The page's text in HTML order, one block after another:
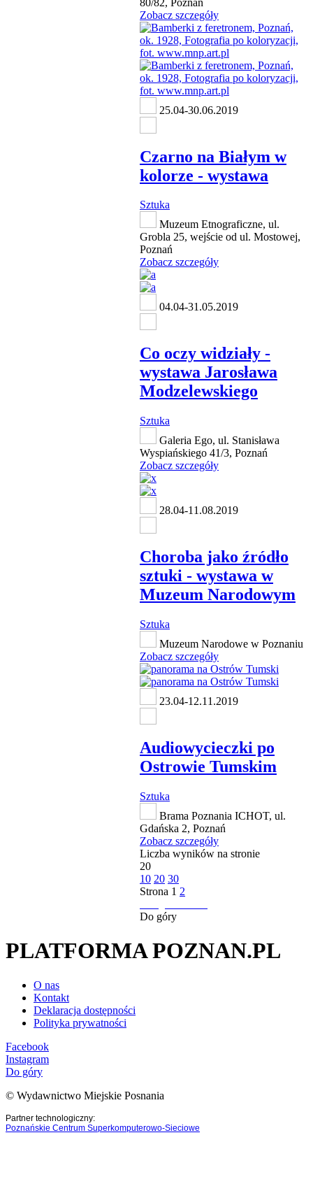
Zobacz szczegóły
25.04-30.06.2019
Czarno na Białym w
kolorze - wystawa
Sztuka
Muzeum Etnograficzne, ul.
Grobla 25, wejście od ul. Mostowej,
Poznań
Zobacz szczegóły
04.04-31.05.2019
Co oczy widziały -
wystawa Jarosława
Modzelewskiego
Sztuka
Galeria Ego, ul. Stanisława
Wyspiańskiego 41/3, Poznań
Zobacz szczegóły
28.04-11.08.2019
Choroba jako źródło
sztuki - wystawa w
Muzeum Narodowym
Sztuka
Muzeum Narodowe w Poznaniu
Zobacz szczegóły
23.04-12.11.2019
Audiowycieczki po
Ostrowie Tumskim
Sztuka
Brama Poznania ICHOT, ul.
Gdańska 2, Poznań
Zobacz szczegóły
Liczba wyników na stronie
20
10 20 30
Strona 1 2
Do góry
PLATFORMA POZNAN.PL
O nas
Kontakt
Deklaracja dostępności
Polityka prywatności
Facebook
Instagram
Do góry
© Wydawnictwo Miejskie Posnania
Partner technologiczny:
Poznańskie Centrum Superkomputerowo-Sieciowe